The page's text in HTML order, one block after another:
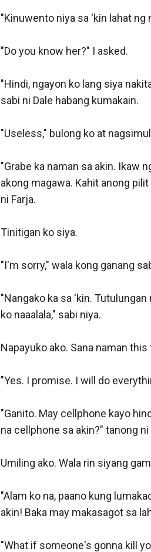
"Kinuwento niya sa 'kin lahat ng
"Do you know her?" I asked.
"Hindi, ngayon ko lang siya
sabi ni Dale habang kumakain.
"Useless," bulong ko at
"Grabe ka naman sa akin. Ikaw
akong magawa. Kahit anong
ni Farja.
Tinitigan ko siya.
"I'm sorry," wala kong ganang
"Nangako ka sa 'kin.
ko naaalala," sabi niya.
Napayuko ako. Sana naman
"Yes. I promise. I will do
"Ganito. May cellphone kayo
na cellphone sa akin?" tanong ni
Umiling ako. Wala rin siyang
"Alam ko na, paano kung
akin! Baka may makasagot sa
"What if someone's gonna kill